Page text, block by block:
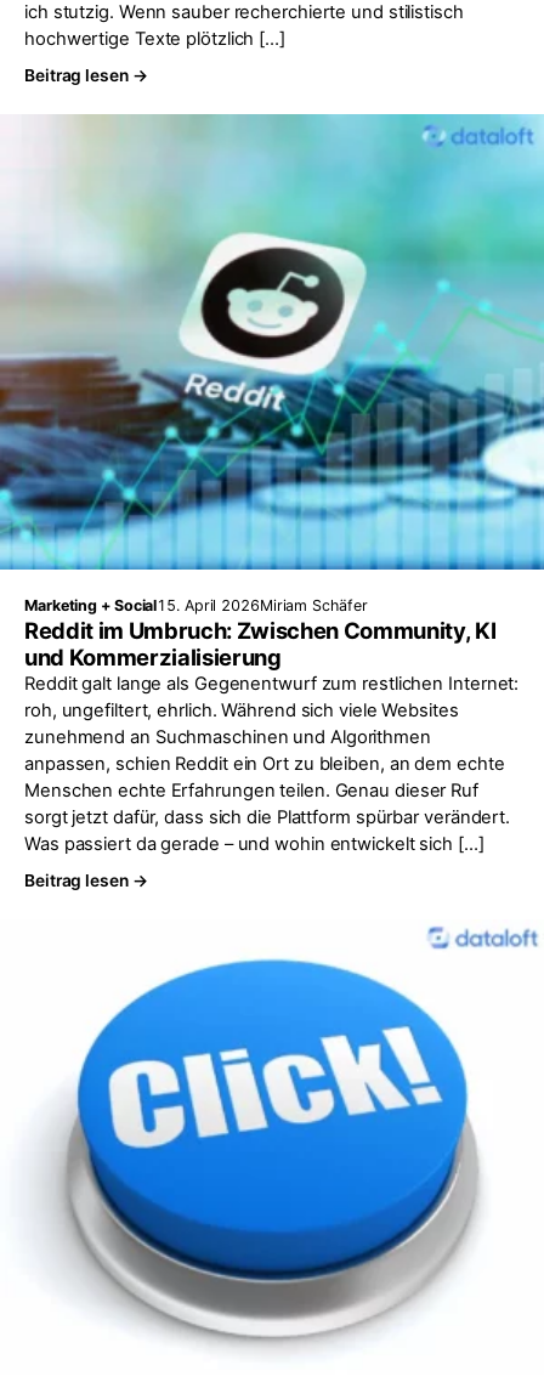
ich stutzig. Wenn sauber recherchierte und stilistisch
hochwertige Texte plötzlich […]
Beitrag lesen →
Marketing + Social15. April 2026Miriam Schäfer
Reddit im Umbruch: Zwischen Community, KI
und Kommerzialisierung
Reddit galt lange als Gegenentwurf zum restlichen Internet:
roh, ungefiltert, ehrlich. Während sich viele Websites
zunehmend an Suchmaschinen und Algorithmen
anpassen, schien Reddit ein Ort zu bleiben, an dem echte
Menschen echte Erfahrungen teilen. Genau dieser Ruf
sorgt jetzt dafür, dass sich die Plattform spürbar verändert.
Was passiert da gerade – und wohin entwickelt sich […]
Beitrag lesen →